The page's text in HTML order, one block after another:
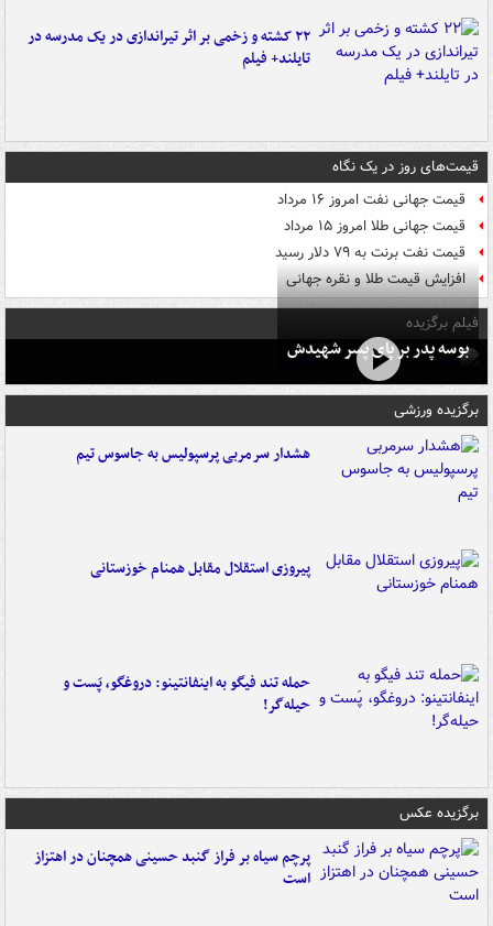
۲۲ کشته و زخمی بر اثر تیراندازی در یک مدرسه در
تایلند+ فیلم
قیمت‌های روز در یک نگاه
قیمت جهانی نفت امروز ۱۶ مرداد
قیمت جهانی طلا امروز ۱۵ مرداد
قیمت نفت برنت به ۷۹ دلار رسید
افزایش قیمت طلا و نقره جهانی
فیلم برگزیده
بوسه‌ پدر بر پای پسر شهیدش
برگزیده ورزشی
هشدار سرمربی پرسپولیس به جاسوس تیم
پیروزی استقلال مقابل همنام خوزستانی
حمله تند فیگو به اینفانتینو: دروغگو، پَست‌ و
حیله‌گر!
برگزیده عکس
پرچم سیاه بر فراز گنبد حسینی همچنان در اهتزاز
است